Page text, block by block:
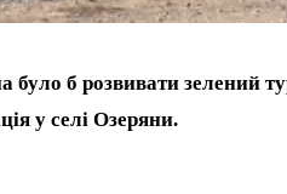
було б розвивати зелений
у селі Озеряни.